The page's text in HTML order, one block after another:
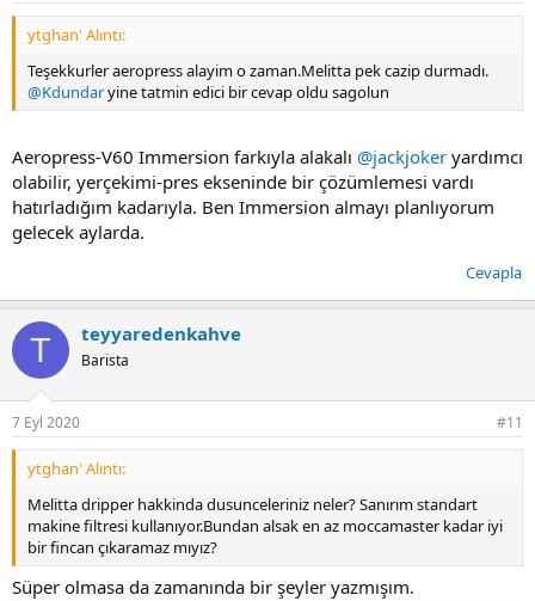
ytghan' Alıntı:
Teşekkurler aeropress alayim o zaman.Melitta pek cazip durmadı.
@Kdundaryine tatmin edici bir cevap oldu sagolun
Aeropress-V60 Immersion farkıyla alakalı @jackjoker yardımcı
olabilir, yerçekimi-pres ekseninde bir çözümlemesi vardı
hatırladığım kadarıyla. Ben Immersion almayı planlıyorum
gelecek aylarda.
Cevapla
T teyyaredenkahve
Barista
7 Eyl 2020 #11
ytghan' Alıntı:
Melitta dripper hakkinda dusunceleriniz neler? Sanırım standart
makine filtresi kullanıyor.Bundan alsak en az moccamaster kadar iyi
bir fincan çıkaramaz mıyız?
Süper olmasa da zamanında bir şeyler yazmışım.